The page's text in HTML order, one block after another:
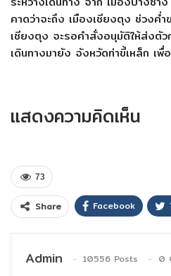
คาดว่าจะถึง เมืองเชียงตุง ช่วงค่
เชียงตุง จะรอคำสั่งอนุมัติให้ส่งตั
เดินทางมายัง จังหวัดท่าขี้เหล็ก เ
แสดงความคิดเห็น
73
Share Facebook
Admin 10556 Posts 0